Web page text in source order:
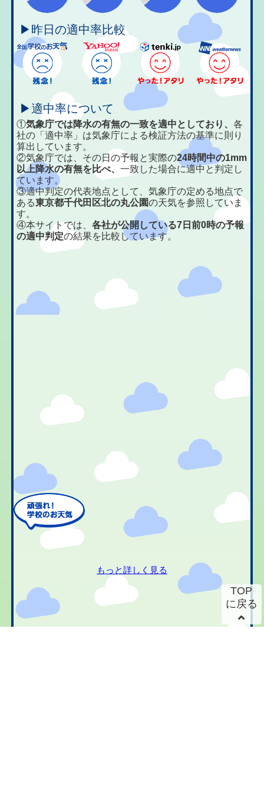
▶昨日の適中率比較
▶適中率について
①気象庁では降水の有無の一致を適中としており、各
社の「適中率」は気象庁による検証方法の基準に則り
算出しています。
②気象庁では、その日の予報と実際の24時間中の1mm
以上降水の有無を比べ、一致した場合に適中と判定し
ています。
③適中判定の代表地点として、気象庁の定める地点で
ある東京都千代田区北の丸公園の天気を参照していま
す。
④本サイトでは、各社が公開している7日前0時の予報
の適中判定の結果を比較しています。
もっと詳しく見る
TOP
に戻る